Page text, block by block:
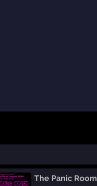
The Panic Room